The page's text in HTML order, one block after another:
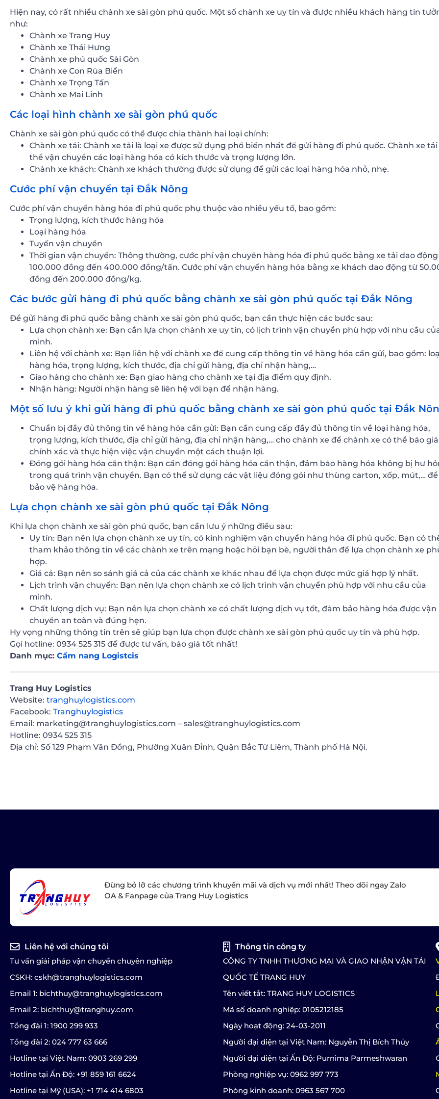
Hiện nay, có rất nhiều chành xe sài gòn phú quốc. Một số chành xe uy tín và được nhiều khách hàng tin
như:
Chành xe Trang Huy
Chành xe Thái Hưng
Chành xe phú quốc Sài Gòn
Chành xe Con Rùa Biển
Chành xe Trọng Tấn
Chành xe Mai Linh
Các loại hình chành xe sài gòn phú quốc
Chành xe sài gòn phú quốc có thể được chia thành hai loại chính:
Chành xe tải: Chành xe tải là loại xe được sử dụng phổ biến nhất để gửi hàng đi phú quốc. Chành xe tải
thể vận chuyển các loại hàng hóa có kích thước và trọng lượng lớn.
Chành xe khách: Chành xe khách thường được sử dụng để gửi các loại hàng hóa nhỏ, nhẹ.
Cước phí vận chuyển tại Đắk Nông
Cước phí vận chuyển hàng hóa đi phú quốc phụ thuộc vào nhiều yếu tố, bao gồm:
Trọng lượng, kích thước hàng hóa
Loại hàng hóa
Tuyến vận chuyển
Thời gian vận chuyển: Thông thường, cước phí vận chuyển hàng hóa đi phú quốc bằng xe tải dao
100.000 đồng đến 400.000 đồng/tấn. Cước phí vận chuyển hàng hóa bằng xe khách dao động từ
đồng đến 200.000 đồng/kg.
Các bước gửi hàng đi phú quốc bằng chành xe sài gòn phú quốc tại Đắk Nông
Để gửi hàng đi phú quốc bằng chành xe sài gòn phú quốc, bạn cần thực hiện các bước sau:
Lựa chọn chành xe: Bạn cần lựa chọn chành xe uy tín, có lịch trình vận chuyển phù hợp với nhu cầu
mình.
Liên hệ với chành xe: Bạn liên hệ với chành xe để cung cấp thông tin về hàng hóa cần gửi, bao gồm:
hàng hóa, trọng lượng, kích thước, địa chỉ gửi hàng, địa chỉ nhận hàng,…
Giao hàng cho chành xe: Bạn giao hàng cho chành xe tại địa điểm quy định.
Nhận hàng: Người nhận hàng sẽ liên hệ với bạn để nhận hàng.
Một số lưu ý khi gửi hàng đi phú quốc bằng chành xe sài gòn phú quốc tại Đắk
Chuẩn bị đầy đủ thông tin về hàng hóa cần gửi: Bạn cần cung cấp đầy đủ thông tin về loại hàng hóa,
trọng lượng, kích thước, địa chỉ gửi hàng, địa chỉ nhận hàng,… cho chành xe để chành xe có thể báo giá
chính xác và thực hiện việc vận chuyển một cách thuận lợi.
Đóng gói hàng hóa cẩn thận: Bạn cần đóng gói hàng hóa cẩn thận, đảm bảo hàng hóa không bị hư
trong quá trình vận chuyển. Bạn có thể sử dụng các vật liệu đóng gói như thùng carton, xốp, mút,… để
bảo vệ hàng hóa.
Lựa chọn chành xe sài gòn phú quốc tại Đắk Nông
Khi lựa chọn chành xe sài gòn phú quốc, bạn cần lưu ý những điều sau:
Uy tín: Bạn nên lựa chọn chành xe uy tín, có kinh nghiệm vận chuyển hàng hóa đi phú quốc. Bạn có
tham khảo thông tin về các chành xe trên mạng hoặc hỏi bạn bè, người thân để lựa chọn chành xe
hợp.
Giá cả: Bạn nên so sánh giá cả của các chành xe khác nhau để lựa chọn được mức giá hợp lý nhất.
Lịch trình vận chuyển: Bạn nên lựa chọn chành xe có lịch trình vận chuyển phù hợp với nhu cầu của
mình.
Chất lượng dịch vụ: Bạn nên lựa chọn chành xe có chất lượng dịch vụ tốt, đảm bảo hàng hóa được vận
chuyển an toàn và đúng hẹn.
Hy vọng những thông tin trên sẽ giúp bạn lựa chọn được chành xe sài gòn phú quốc uy tín và phù hợp.
Gọi hotline: 0934 525 315 để được tư vấn, báo giá tốt nhất!
Danh mục: Cẩm nang Logistcis
Trang Huy Logistics
Website: tranghuylogistics.com
Facebook: Tranghuylogistics
Email: marketing@tranghuylogistics.com – sales@tranghuylogistics.com
Hotline: 0934 525 315
Địa chỉ: Số 129 Phạm Văn Đồng, Phường Xuân Đỉnh, Quận Bắc Từ Liêm, Thành phố Hà Nội.
Đừng bỏ lỡ các chương trình khuyến mãi và dịch vụ mới nhất! Theo dõi ngay Zalo
OA & Fanpage của Trang Huy Logistics
Liên hệ với chúng tôi
Tư vấn giải pháp vận chuyển chuyên nghiệp
CSKH: cskh@tranghuylogistics.com
Email 1: bichthuy@tranghuylogistics.com
Email 2: bichthuy@tranghuy.com
Tổng đài 1: 1900 299 933
Tổng đài 2: 024 777 63 666
Hotline tại Việt Nam: 0903 269 299
Hotline tại Ấn Độ: +91 859 161 6624
Hotline tại Mỹ (USA): +1 714 414 6803
Thông tin công ty
CÔNG TY TNHH THƯƠNG MẠI VÀ GIAO NHẬN VẬN TẢI
QUỐC TẾ TRANG HUY
Tên viết tắt: TRANG HUY LOGISTICS
Mã số doanh nghiệp: 0105212185
Ngày hoạt động: 24-03-2011
Người đại diện tại Việt Nam: Nguyễn Thị Bích Thủy
Người đại diện tại Ấn Độ: Purnima Parmeshwaran
Phòng nghiệp vụ: 0962 997 773
Phòng kinh doanh: 0963 567 700